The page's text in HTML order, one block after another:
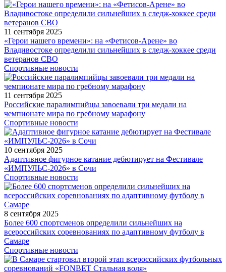
11 сентября 2025
«Герои нашего времени»: на «Фетисов-Арене» во
Владивостоке определили сильнейших в следж-хоккее среди
ветеранов СВО
Спортивные новости
11 сентября 2025
Российские паралимпийцы завоевали три медали на
чемпионате мира по гребному марафону
Спортивные новости
10 сентября 2025
Адаптивное фигурное катание дебютирует на Фестивале
«ИМПУЛЬС-2026» в Сочи
Спортивные новости
8 сентября 2025
Более 600 спортсменов определили сильнейших на
всероссийских соревнованиях по адаптивному футболу в
Самаре
Спортивные новости